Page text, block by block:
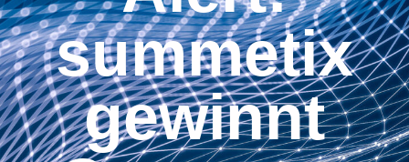
summetix
gewinnt